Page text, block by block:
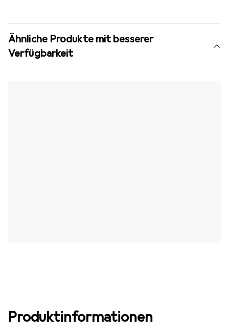
Ähnliche Produkte mit besserer
Verfügbarkeit
Produktinformationen